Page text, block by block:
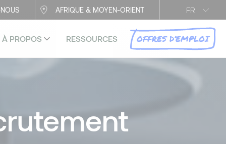
FR
AFRIQUE & MOYEN-ORIENT
À PROPOS RESSOURCES OFFRES D’EMPLOI